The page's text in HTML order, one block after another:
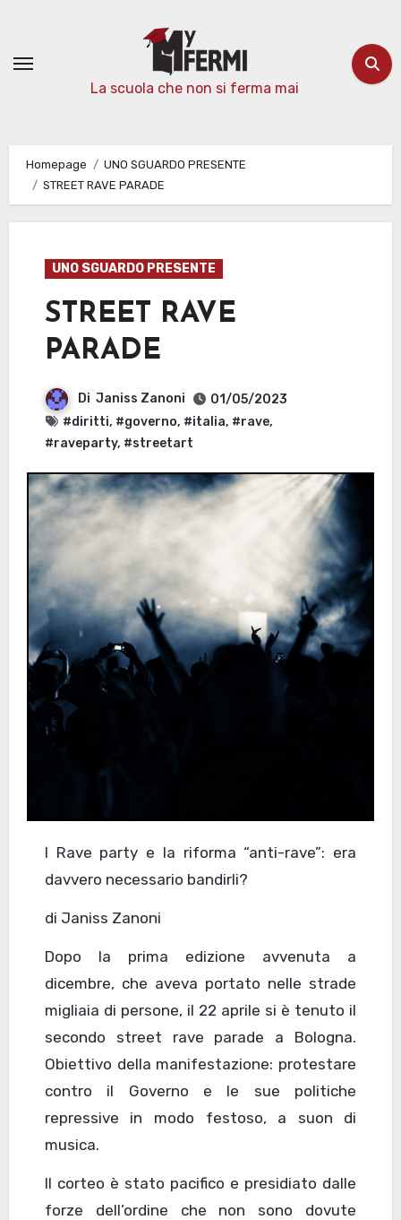
contenuto
La scuola che non si ferma mai
Homepage
UNO SGUARDO PRESENTE
STREET RAVE PARADE
UNO SGUARDO PRESENTE
STREET RAVE
PARADE
Di Janiss Zanoni
01/05/2023
#diritti, #governo, #italia, #rave,
#raveparty, #streetart
I Rave party e la riforma “anti-rave”: era
davvero necessario bandirli?
di Janiss Zanoni
Dopo la prima edizione avvenuta a
dicembre, che aveva portato nelle strade
migliaia di persone, il 22 aprile si è tenuto il
secondo street rave parade a Bologna.
Obiettivo della manifestazione: protestare
contro il Governo e le sue politiche
repressive in modo festoso, a suon di
musica.
Il corteo è stato pacifico e presidiato dalle
forze dell’ordine che non sono dovute